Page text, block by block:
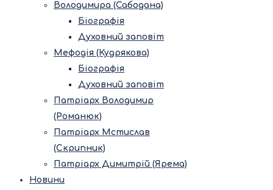
Володимира (Сабодана)
Біографія
Духовний заповіт
Мефодія (Кудрякова)
Біографія
Духовний заповіт
Патріарх Володимир
(Романюк)
Патріарх Мстислав
(Скрипник)
Патріарх Димитрій (Ярема)
Новини